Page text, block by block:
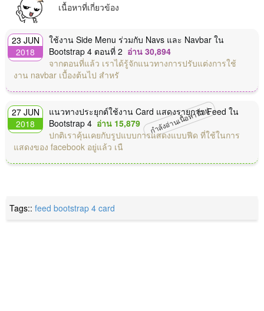
เนื้อหาที่เกี่ยวข้อง
23 JUN
2018
ใช้งาน Side Menu ร่วมกับ Navs และ Navbar ใน
Bootstrap 4 ตอนที่ 2 อ่าน 30,894
จากตอนที่แล้ว เราได้รู้จักแนวทางการปรับแต่งการใช้
งาน navbar เบื้องต้นไป สำหรั
กำลังอ่านเนื้อหานี้อยู่
27 JUN
2018
แนวทางประยุกต์ใช้งาน Card แสดงรายการ Feed ใน
Bootstrap 4 อ่าน 15,879
ปกติเราคุ้นเคยกับรูปแบบการแสดงแบบฟีด ที่ใช้ในการ
แสดงของ facebook อยู่แล้ว เนื
Tags::feed bootstrap 4 card